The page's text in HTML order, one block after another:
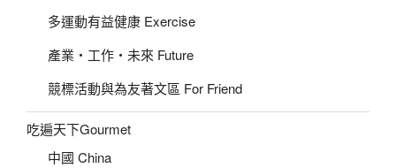
多運動有益健康 Exercise
產業‧工作‧未來 Future
競標活動與為友著文區 For Friend
吃遍天下Gourmet
中國 China